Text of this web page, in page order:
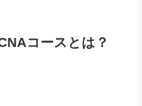
コースとは？